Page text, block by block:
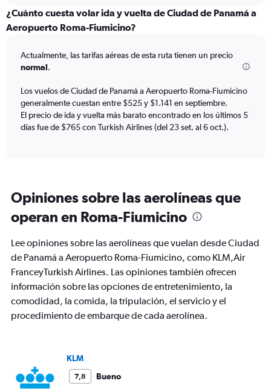
categories.
Range:
12
The
chart
1
Y
axis
displaying
¿Cuánto cuesta volar ida y vuelta de Ciudad de Panamá a
Aeropuerto Roma-Fiumicino?
Actualmente, las tarifas aéreas de esta ruta tienen un precio
normal.
Los vuelos de Ciudad de Panamá a Aeropuerto Roma-Fiumicino
generalmente cuestan entre $525 y $1.141 en septiembre.
El precio de ida y vuelta más barato encontrado en los últimos 5
días fue de $765 con Turkish Airlines (del 23 set. al 6 oct.).
Opiniones sobre las aerolíneas que
operan en Roma-Fiumicino
Lee opiniones sobre las aerolíneas que vuelan desde Ciudad
de Panamá a Aeropuerto Roma-Fiumicino, como KLM,Air
FranceyTurkish Airlines. Las opiniones también ofrecen
información sobre las opciones de entretenimiento, la
comodidad, la comida, la tripulación, el servicio y el
procedimiento de embarque de cada aerolínea.
KLM
7,8
Bueno